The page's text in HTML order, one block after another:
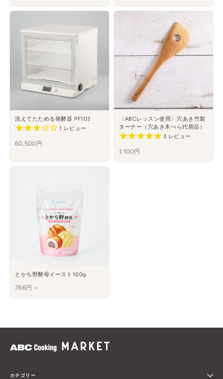
洗えてたためる発酵器 PF103
1 レビュー
60,500円
〈ABCレッスン使用〉穴あき竹製
ターナー（穴あき木べら代替品）
3 レビュー
1,100円
とかち野酵母イースト100g
766円 ～
カテゴリー